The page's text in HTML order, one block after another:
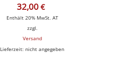
32,00€
Enthält 20% MwSt. AT
zzgl.
Versand
Lieferzeit: nicht angegeben